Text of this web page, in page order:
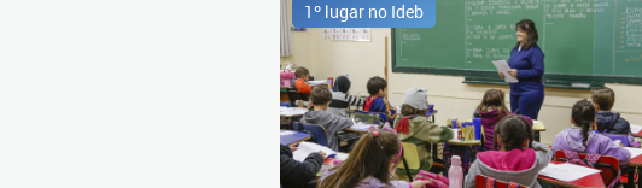
1º lugar no Ideb